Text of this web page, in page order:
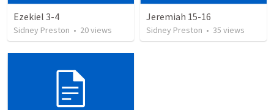
Ezekiel 3-4
Sidney Preston • 20views
Jeremiah 15-16
Sidney Preston • 35 views